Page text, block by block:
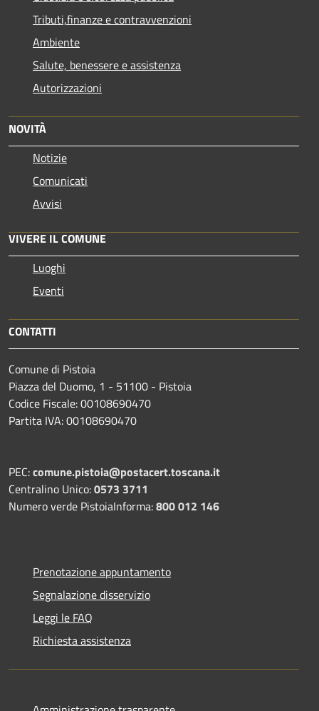
Tributi,finanze e contravvenzioni
Ambiente
Salute, benessere e assistenza
Autorizzazioni
NOVITÀ
Notizie
Comunicati
Avvisi
VIVERE IL COMUNE
Luoghi
Eventi
CONTATTI
Comune di Pistoia
Piazza del Duomo, 1 - 51100 - Pistoia
Codice Fiscale: 00108690470
Partita IVA: 00108690470
PEC:comune.pistoia@postacert.toscana.it
Centralino Unico:0573 3711
Numero verde PistoiaInforma:800 012 146
Prenotazione appuntamento
Segnalazione disservizio
Leggi le FAQ
Richiesta assistenza